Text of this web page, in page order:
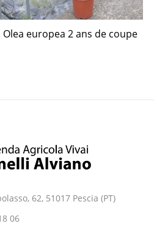
Olea europea 2 ans de coupe
62, 51017 Pescia (PT)
06